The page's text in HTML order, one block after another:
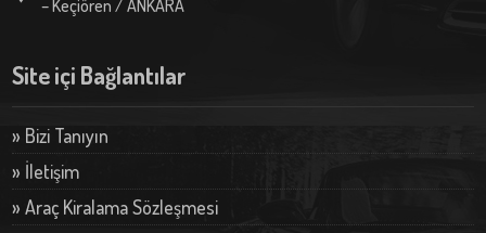
– Keçiören / ANKARA
Site içi Bağlantılar
» Bizi Tanıyın
» İletişim
» Araç Kiralama Sözleşmesi